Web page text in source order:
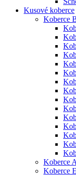
Kusové koberce
Koberce
Koberce
Koberce